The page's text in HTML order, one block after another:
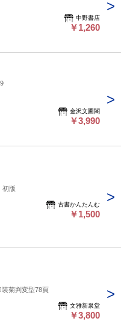
中野書店
￥1,260
金沢文圃閣
￥3,990
初版
古書かんたんむ
￥1,500
菊判変型78頁
文雅新泉堂
￥3,800